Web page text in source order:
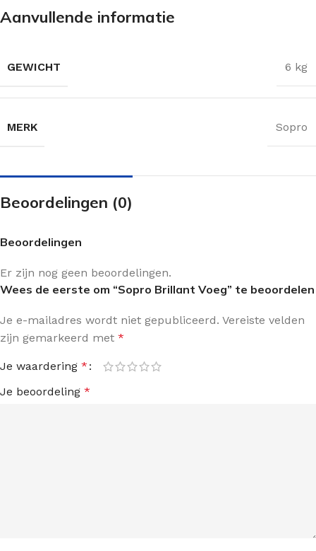
Aanvullende informatie
GEWICHT 6 kg
MERK Sopro
Beoordelingen (0)
Beoordelingen
Er zijn nog geen beoordelingen.
Wees de eerste om “Sopro Brillant Voeg” te beoordelen
Je e-mailadres wordt niet gepubliceerd. Vereiste velden
zijn gemarkeerd met *
Je waardering *
Je beoordeling *